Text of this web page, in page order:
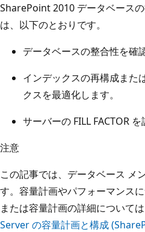
SharePoint 2010 データベース
は、以下のとおりです。
データベースの整合性を確
インデックスの再構成また
クスを最適化します。
サーバーの FILL FACTOR を
注意
この記事では、データベース メ
す。容量計画やパフォーマンス
または容量計画の詳細について
Server の容量計画と構成